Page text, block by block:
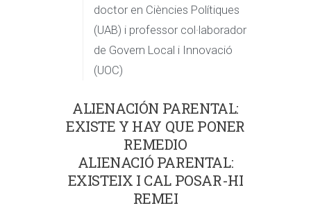
doctor en Ciències Polítiques
(UAB) i professor col·laborador
de Govern Local i Innovació
(UOC)
ALIENACIÓN PARENTAL:
EXISTE Y HAY QUE PONER
REMEDIO
ALIENACIÓ PARENTAL:
EXISTEIX I CAL POSAR-HI
REMEI